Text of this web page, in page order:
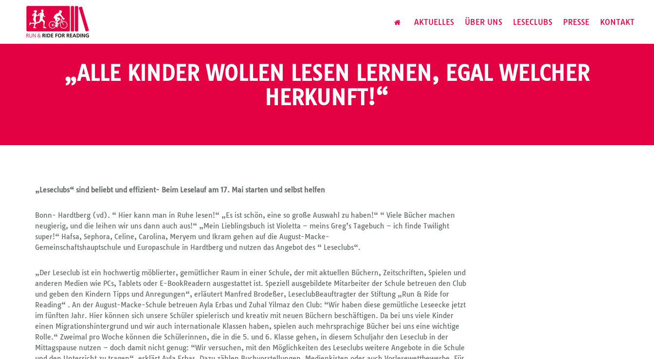
AKTUELLES ÜBER UNS LESECLUBS PRESSE KONTAKT
„ALLE KINDER WOLLEN LESEN LERNEN, EGAL WELCHER
HERKUNFT!“
„Leseclubs“ sind beliebt und effizient- Beim Leselauf am 17. Mai starten und selbst helfen
Bonn- Hardtberg (vd). “ Hier kann man in Ruhe lesen!“ „Es ist schön, eine so große Auswahl zu haben!“ “ Viele Bücher machen
neugierig, und die leihen wir uns dann auch aus!“ „Mein Lieblingsbuch ist Violetta – meins Greg’s Tagebuch – ich finde Twilight
super!“ Hafsa, Sephora, Celine, Carolina, Meryem und Ikram gehen auf die August-Macke-
Gemeinschaftshauptschule und Europaschule in Hardtberg und nutzen das Angebot des “ Leseclubs“.
„Der Leseclub ist ein hochwertig möblierter, gemütlicher Raum in einer Schule, der mit aktuellen Büchern, Zeitschriften, Spielen und
anderen Medien wie PCs, Tablets oder E-BookReadern ausgestattet ist. Speziell ausgebildete Mitarbeiter der Schule betreuen den Club
und geben den Kindern Tipps und Anregungen“, erläutert Manfred Brodeßer, LeseclubBeauftragter der Stiftung „Run & Ride for
Reading“ . An der August-Macke-Schule betreuen Ayla Erbas und Zuhal Yilmaz den Club: “Wir haben diese gemütliche Leseecke jetzt
im fünften Jahr. Hier können sich unsere Schüler spielerisch und kreativ mit neuen Büchern beschäftigen. Da bei uns viele Kinder
einen Migrationshintergrund und wir auch internationale Klassen haben, spielen auch mehrsprachige Bücher bei uns eine wichtige
Rolle.“ Zweimal pro Woche können die Schülerinnen, die in die 5. und 6. Klasse gehen, in diesem Schuljahr den Leseclub in der
Mittagspause nutzen – doch damit nicht genug: “Wir versuchen, mit den Möglichkeiten des Leseclubs weitere Angebote in die Schule